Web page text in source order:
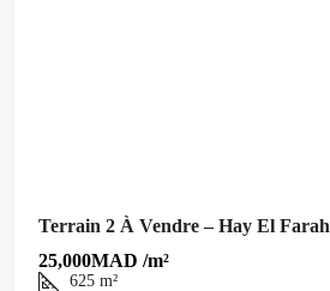
Terrain 2 À Vendre – Hay El Farah
25,000MAD /m²
625 m²